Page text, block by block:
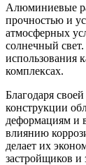
Алюминиевые
прочностью и
атмосферных
солнечный
использования
комплексах.
Благодаря
конструкции
деформациям и
влиянию
делает их
застройщиков и